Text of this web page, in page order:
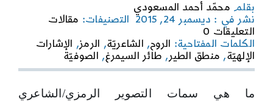
بقلم محمّد أحمد المسعودي
نشر في : ديسمبر 24, 2015
التصنيفات: مقالات
التعليقات 0
on
التصوير
الرمزيّ
والتصوير
في”الإشارات
الكلمات المفتاحية: الروح, الشاعريّة, الرمز, الإشارات
الإلهيّة, منطق الطير , طائر السيمرغ, الصوفيّة
ما هي سمات التصوير الرمزي/الشاعري